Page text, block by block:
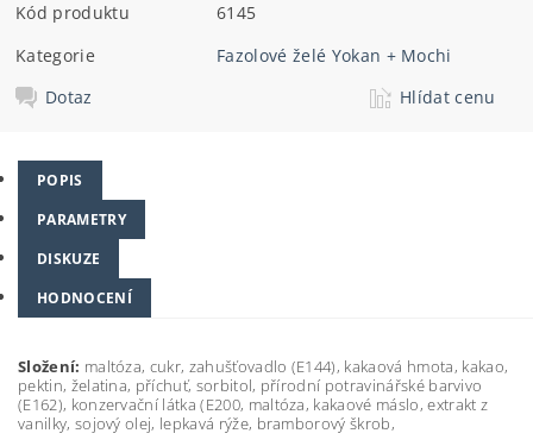
Kód produktu
6145
Kategorie
Fazolové želé Yokan + Mochi
Dotaz
Hlídat cenu
POPIS
PARAMETRY
DISKUZE
HODNOCENÍ
Složení: maltóza, cukr, zahušťovadlo (E144), kakaová hmota, kakao,
pektin, želatina, příchuť, sorbitol, přírodní potravinářské barvivo
(E162), konzervační látka (E200, maltóza, kakaové máslo, extrakt z
vanilky, sojový olej, lepkavá rýže, bramborový škrob,